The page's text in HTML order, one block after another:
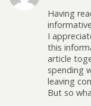
Having
I
this
article
spending
leaving
But so